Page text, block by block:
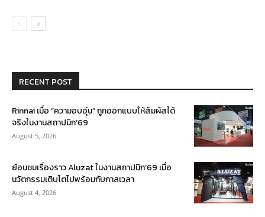
RECENT POST
Rinnai เมื่อ “ความอบอุ่น” ถูกออกแบบให้สัมผัสได้
จริงในงานสถาปนิก’69
August 5, 2026
ย้อนชมเรื่องราว Aluzat ในงานสถาปนิก’69 เมื่อ
นวัตกรรมเติบโตไปพร้อมกับกาลเวลา
August 4, 2026